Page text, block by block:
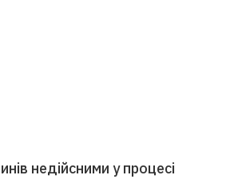
недійсними у процесі